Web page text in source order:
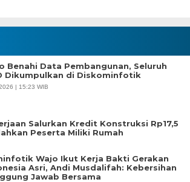
Benahi Data Pembangunan, Seluruh
Dikumpulkan di Diskominfotik
| 15:23 WIB
Salurkan Kredit Konstruksi Rp17,5
Peserta Miliki Rumah
Wajo Ikut Kerja Bakti Gerakan
Asri, Andi Musdalifah: Kebersihan
Jawab Bersama